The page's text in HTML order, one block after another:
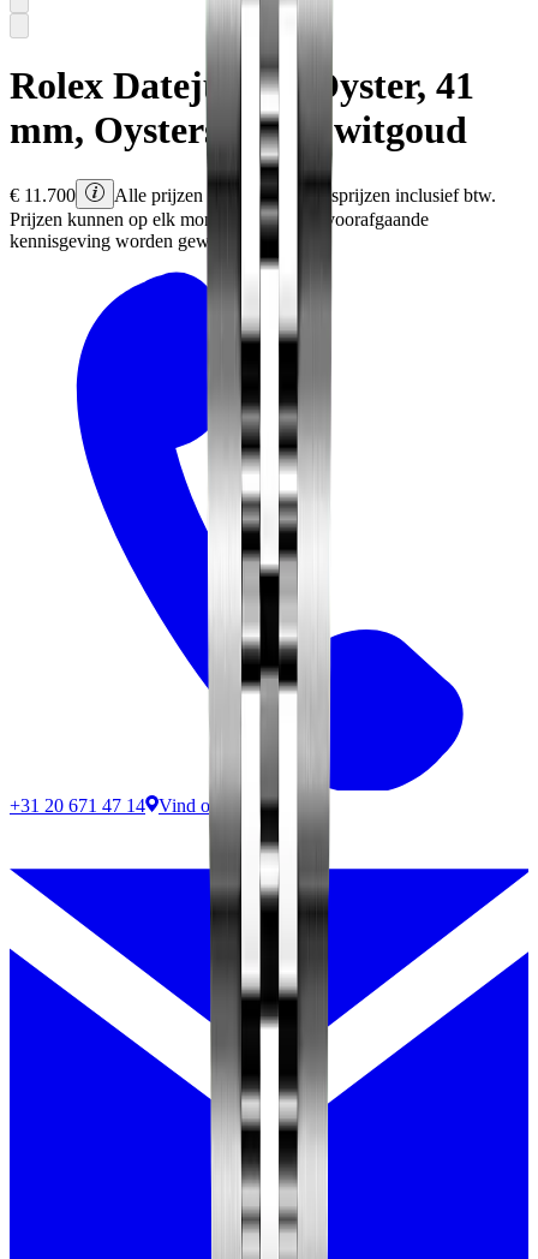
Rolex Datejust 41
Oyster, 41
mm, Oystersteel en witgoud
€ 11.700
Alle prijzen zijn Rolex adviesprijzen inclusief btw.
Prijzen kunnen op elk moment en zonder voorafgaande
kennisgeving worden gewijzigd.
+31 20 671 47 14 Vind ons